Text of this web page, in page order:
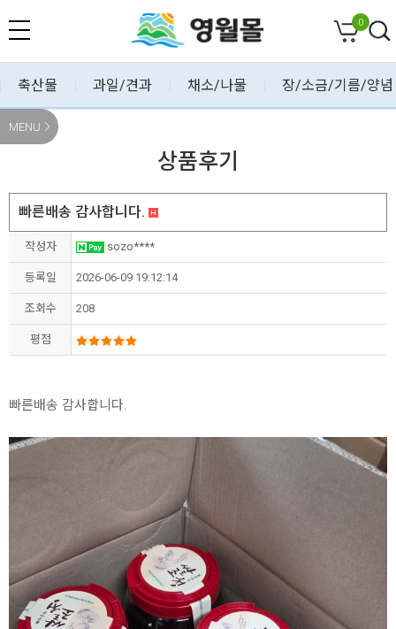
0
축산물 과일/견과 채소/나물 장/소금/기름/양념
MENU
상품후기
빠른배송 감사합니다.
작성자 sozo****
등록일 2026-06-09 19:12:14
조회수 208
평점
빠른배송 감사합니다.